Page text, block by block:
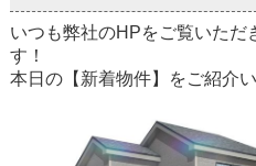
いつも弊社のHPをご覧いただ
す！
本日の【新着物件】をご紹介